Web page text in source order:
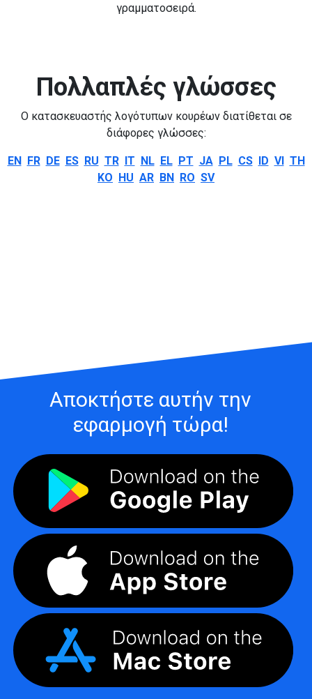
γραμματοσειρά.
Πολλαπλές γλώσσες
Ο κατασκευαστής λογότυπων κουρέων διατίθεται σε
διάφορες γλώσσες:
EN FR DE ES RU TR IT NL EL PT JA PL CS ID VI TH
KO HU AR BN RO SV
Αποκτήστε αυτήν την
εφαρμογή τώρα!